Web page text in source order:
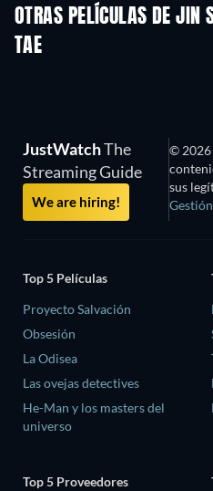
OTRAS PELÍCULAS DE JIN
TAE
JustWatchThe
Streaming Guide
We are hiring!
© 2026
sus
Top 5 Películas
Proyecto Salvación
Obsesión
La Odisea
Las ovejas detectives
He-Man y los masters del
universo
Top 5 Proveedores